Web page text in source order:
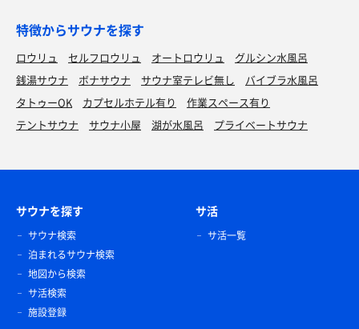
特徴からサウナを探す
ロウリュ セルフロウリュ オートロウリュ
グルシン水風呂
銭湯サウナ
ボナサウナ サウナ室テレビ無し
バイブラ水風呂
タトゥーOK
カプセルホテル有り
作業スペース有り
テントサウナ
サウナ小屋 湖が水風呂 プライベートサウナ
サウナを探す
サウナ検索
泊まれるサウナ検索
地図から検索
サ活検索
施設登録
サ活
サ活一覧